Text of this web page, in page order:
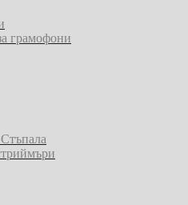
грамофони